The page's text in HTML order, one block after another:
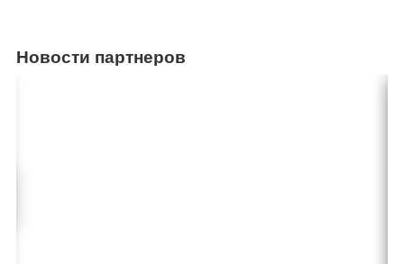
Новости партнеров